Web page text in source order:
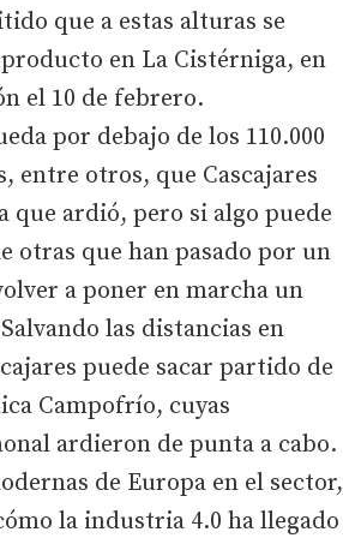
que a estas alturas se
en La Cistérniga, en
el 10 de febrero.
por debajo de los 110.000
entre otros, que Cascajares
que ardió, pero si algo puede
otras que han pasado por un
a poner en marcha un
las distancias en
puede sacar partido de
Campofrío, cuyas
ardieron de punta a cabo.
de Europa en el sector,
la industria 4.0 ha llegado